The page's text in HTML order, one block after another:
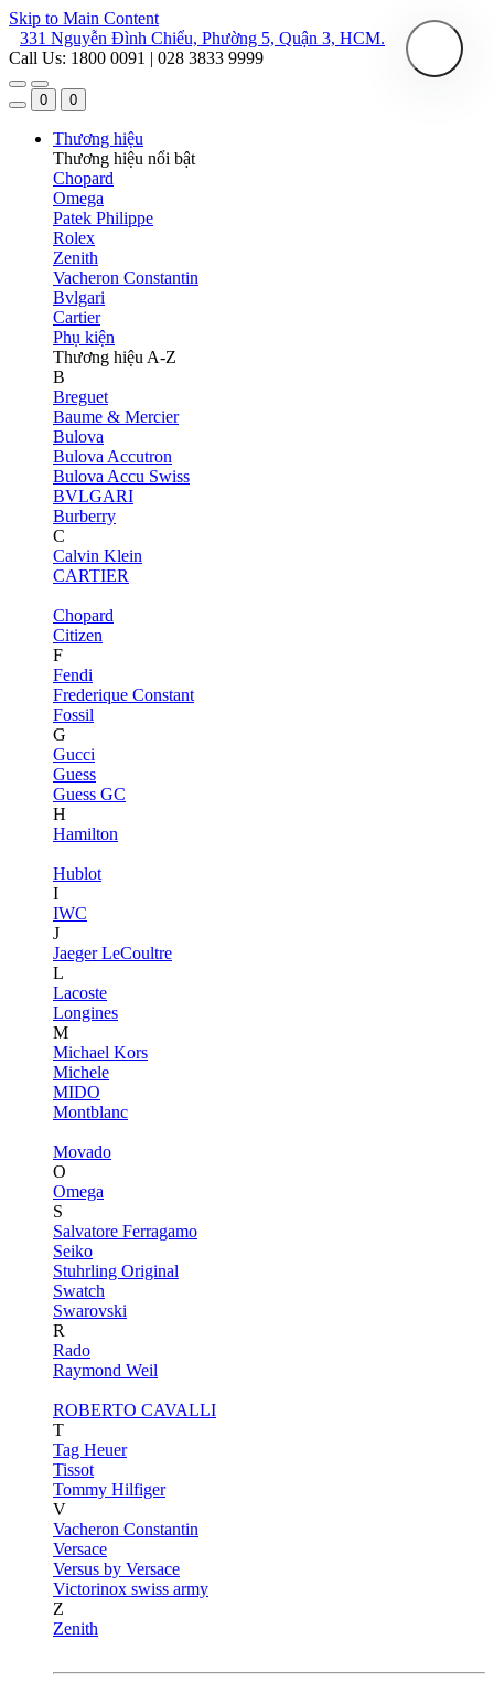
Skip to Main Content
331 Nguyễn Đình Chiểu, Phường 5, Quận 3, HCM.
Call Us: 1800 0091 | 028 3833 9999
0 0
Thương hiệu
Thương hiệu nổi bật
Chopard
Omega
Patek Philippe
Rolex
Zenith
Vacheron Constantin
Bvlgari
Cartier
Phụ kiện
Thương hiệu A-Z
B
Breguet
Baume & Mercier
Bulova
Bulova Accutron
Bulova Accu Swiss
BVLGARI
Burberry
C
Calvin Klein
CARTIER
Chopard
Citizen
F
Fendi
Frederique Constant
Fossil
G
Gucci
Guess
Guess GC
H
Hamilton
Hublot
I
IWC
J
Jaeger LeCoultre
L
Lacoste
Longines
M
Michael Kors
Michele
MIDO
Montblanc
Movado
O
Omega
S
Salvatore Ferragamo
Seiko
Stuhrling Original
Swatch
Swarovski
R
Rado
Raymond Weil
ROBERTO CAVALLI
T
Tag Heuer
Tissot
Tommy Hilfiger
V
Vacheron Constantin
Versace
Versus by Versace
Victorinox swiss army
Z
Zenith